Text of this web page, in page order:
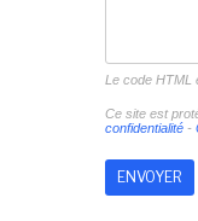
Le code HTML
Ce site est
confidentialité-